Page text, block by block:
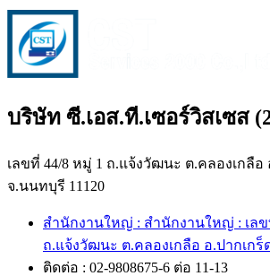
บริษัท ซี.เอส.ที.เซอร์วิสเซส
เลขที่ 44/8 หมู่ 1 ถ.แจ้งวัฒนะ ต.คลองเกลือ
จ.นนทบุรี 11120
สำนักงานใหญ่ : สำนักงานใหญ่ : เลข
ถ.แจ้งวัฒนะ ต.คลองเกลือ อ.ปากเกร็
ติดต่อ : 02-9808675-6 ต่อ 11-13